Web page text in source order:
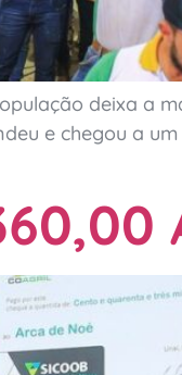
deixa a
e chegou a